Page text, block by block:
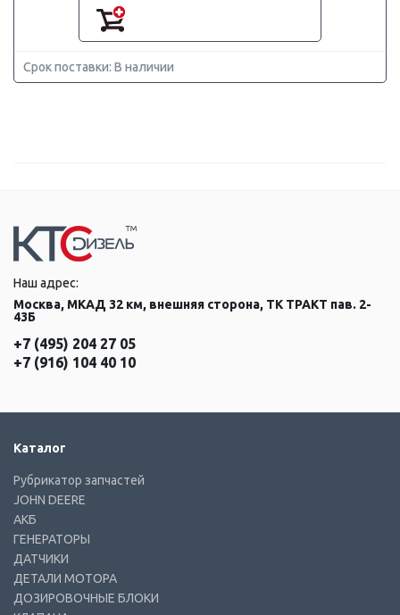
Срок поставки: В наличии
Наш адрес:
Москва, МКАД 32 км, внешняя сторона, ТК ТРАКТ пав. 2-
43Б
+7 (495) 204 27 05
+7 (916) 104 40 10
Каталог
Рубрикатор запчастей
JOHN DEERE
АКБ
ГЕНЕРАТОРЫ
ДАТЧИКИ
ДЕТАЛИ МОТОРА
ДОЗИРОВОЧНЫЕ БЛОКИ